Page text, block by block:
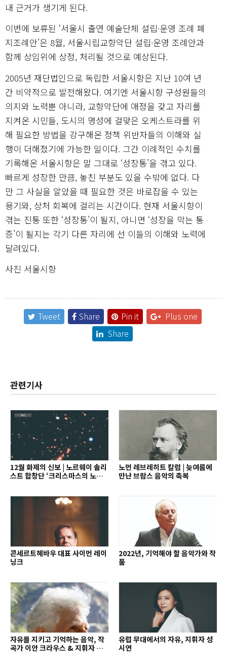
내 근거가 생기게 된다.
이번에 보류된 ‘서울시 출연 예술단체 설립·운영 조례 폐
지조례안’은 8월, 서울시립교향악단 설립·운영 조례안과
함께 상임위에 상정, 처리될 것으로 예상된다.
2005년 재단법인으로 독립한 서울시향은 지난 10여 년
간 비약적으로 발전해왔다. 여기엔 서울시향 구성원들의
의지와 노력뿐 아니라, 교향악단에 애정을 갖고 자리를
지켜온 시민들, 도시의 명성에 걸맞은 오케스트라를 위
해 필요한 방법을 강구해온 정책 위반자들의 이해와 실
행이 더해졌기에 가능한 일이다. 그간 이례적인 수치를
기록해온 서울시향은 말 그대로 ‘성장통’을 겪고 있다.
빠르게 성장한 만큼, 놓친 부분도 있을 수밖에 없다. 다
만 그 사실을 알았을 때 필요한 것은 바로잡을 수 있는
용기와, 상처 회복에 걸리는 시간이다. 현재 서울시향이
겪는 진통 또한 ‘성장통’이 될지, 아니면 ‘성장을 막는 통
증’이 될지는 각기 다른 자리에 선 이들의 이해와 노력에
달려있다.
사진 서울시향
Tweet Share Pin it
Plus one
Share
관련기사
12월 화제의 신보 | 노르웨이 솔리
스트 합창단 ‘크리스마스의 노래’
노먼 레브레히트 칼럼 | 늦여름에
만난 브람스 음악의 축복
콘세르트헤바우 대표 사이먼 레이
닝크
2022년, 기억해야 할 음악가와 작
품
자유를 지키고 기억하는 음악, 작
곡가 이안 크라우스 & 지휘자 배
유럽 무대에서의 자유, 지휘자 성
시연